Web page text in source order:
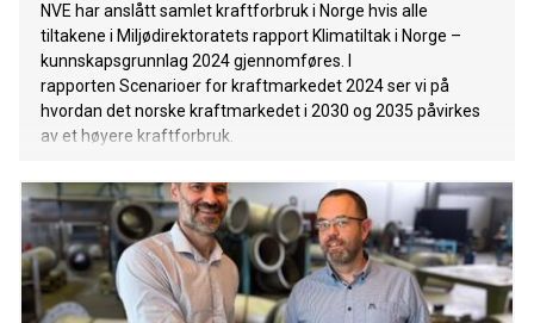
NVE har anslått samlet kraftforbruk i Norge hvis alle
tiltakene i Miljødirektoratets rapport Klimatiltak i Norge –
kunnskapsgrunnlag 2024 gjennomføres. I
rapporten Scenarioer for kraftmarkedet 2024 ser vi på
hvordan det norske kraftmarkedet i 2030 og 2035 påvirkes
av et høyere kraftforbruk.